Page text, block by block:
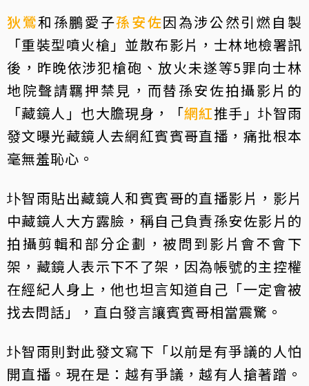
狄鶯和孫鵬愛子孫安佐因為涉公然引燃自製
「重裝型噴火槍」並散布影片，士林地檢署訊
後，昨晚依涉犯槍砲、放火未遂等5罪向士林
地院聲請羈押禁見，而替孫安佐拍攝影片的
「藏鏡人」也大膽現身，「網紅推手」圤智雨
發文曝光藏鏡人去網紅賓賓哥直播，痛批根本
毫無羞恥心。
圤智雨貼出藏鏡人和賓賓哥的直播影片，影片
中藏鏡人大方露臉，稱自己負責孫安佐影片的
拍攝剪輯和部分企劃，被問到影片會不會下
架，藏鏡人表示下不了架，因為帳號的主控權
在經紀人身上，他也坦言知道自己「一定會被
找去問話」，直白發言讓賓賓哥相當震驚。
圤智雨則對此發文寫下「以前是有爭議的人怕
開直播。現在是：越有爭議，越有人搶著蹭。